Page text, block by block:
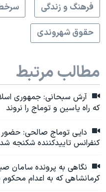
فرهنگ و زندگی
حقوق شهروندی
مطالب مرتبط
آرش سبحانی: جمهوری
که راه یاسین و توماج را نروند
دایی توماج صالحی: حضور
کنفرانس تاییدکننده شکنجه
نگاهی به پرونده سامان
کرمانشاهی که به اعدام